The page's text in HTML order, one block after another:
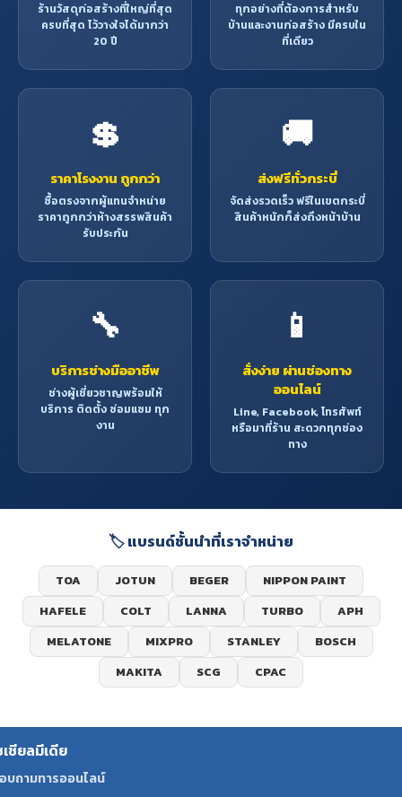
ร้านวัสดุก่อสร้างที่ใหญ่ที่สุด
ครบที่สุด ไว้วางใจได้มากว่า
20 ปี
ทุกอย่างที่ต้องการสำหรับ
บ้านและงานก่อสร้าง มีครบใน
ที่เดียว
💲
ราคาโรงงาน ถูกกว่า
ซื้อตรงจากผู้แทนจำหน่าย
ราคาถูกกว่าห้างสรรพสินค้า
รับประกัน
🚚
ส่งฟรีทั่วกระบี่
จัดส่งรวดเร็ว ฟรีในเขตกระบี่
สินค้าหนักก็ส่งถึงหน้าบ้าน
🔧
บริการช่างมืออาชีพ
ช่างผู้เชี่ยวชาญพร้อมให้
บริการ ติดตั้ง ซ่อมแซม ทุก
งาน
📱
สั่งง่าย ผ่านช่องทาง
ออนไลน์
Line, Facebook, โทรศัพท์
หรือมาที่ร้าน สะดวกทุกช่อง
ทาง
🏷️ แบรนด์ชั้นนำที่เราจำหน่าย
TOA JOTUN BEGER
NIPPON PAINT
HAFELE
COLT LANNA TURBO
APH
MELATONE
MIXPRO STANLEY
BOSCH
MAKITA
SCG CPAC
เชียลมีเดีย
บถามทารออนไลน์